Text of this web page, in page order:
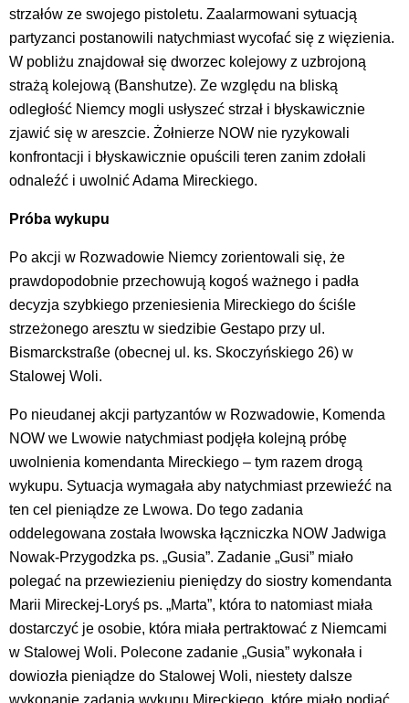
strzałów ze swojego pistoletu. Zaalarmowani sytuacją
partyzanci postanowili natychmiast wycofać się z więzienia.
W pobliżu znajdował się dworzec kolejowy z uzbrojoną
strażą kolejową (Banshutze). Ze względu na bliską
odległość Niemcy mogli usłyszeć strzał i błyskawicznie
zjawić się w areszcie. Żołnierze NOW nie ryzykowali
konfrontacji i błyskawicznie opuścili teren zanim zdołali
odnaleźć i uwolnić Adama Mireckiego.
Próba wykupu
Po akcji w Rozwadowie Niemcy zorientowali się, że
prawdopodobnie przechowują kogoś ważnego i padła
decyzja szybkiego przeniesienia Mireckiego do ściśle
strzeżonego aresztu w siedzibie Gestapo przy ul.
Bismarckstraße (obecnej ul. ks. Skoczyńskiego 26) w
Stalowej Woli.
Po nieudanej akcji partyzantów w Rozwadowie, Komenda
NOW we Lwowie natychmiast podjęła kolejną próbę
uwolnienia komendanta Mireckiego – tym razem drogą
wykupu. Sytuacja wymagała aby natychmiast przewieźć na
ten cel pieniądze ze Lwowa. Do tego zadania
oddelegowana została lwowska łączniczka NOW Jadwiga
Nowak-Przygodzka ps. „Gusia”. Zadanie „Gusi” miało
polegać na przewiezieniu pieniędzy do siostry komendanta
Marii Mireckej-Loryś ps. „Marta”, która to natomiast miała
dostarczyć je osobie, która miała pertraktować z Niemcami
w Stalowej Woli. Polecone zadanie „Gusia” wykonała i
dowiozła pieniądze do Stalowej Woli, niestety dalsze
wykonanie zadania wykupu Mireckiego, które miało podjąć